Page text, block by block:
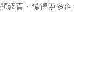
網頁，獲得更多企